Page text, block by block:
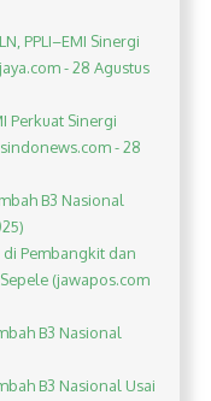
PPLI–EMI Sinergi
- 28 Agustus
Perkuat Sinergi
- 28
B3 Nasional
di Pembangkit dan
(jawapos.com
B3 Nasional
B3 Nasional Usai